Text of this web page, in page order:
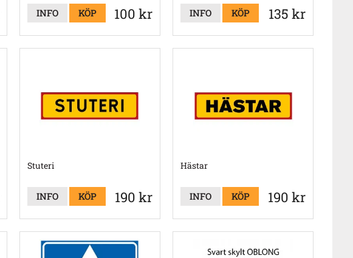
100 kr
INFO KÖP 135 kr
INFO KÖP
Stuteri
190 kr
INFO KÖP
Hästar
190 kr
INFO KÖP